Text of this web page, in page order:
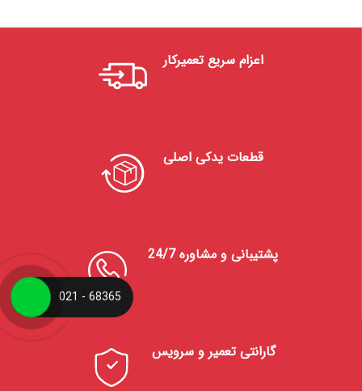
اعزام سریع تعمیرکار
قطعات یدکی اصلی
پشتیبانی و مشاوره 24/7
گارانتی تعمیر و سرویس
68365 - 021